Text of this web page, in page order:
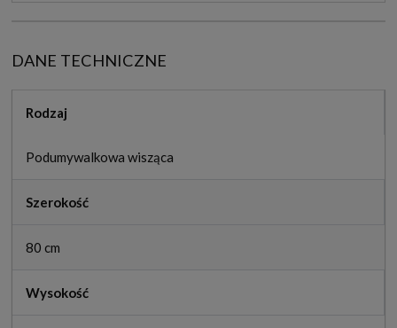
DANE TECHNICZNE
Rodzaj
Podumywalkowa wisząca
Szerokość
80 cm
Wysokość